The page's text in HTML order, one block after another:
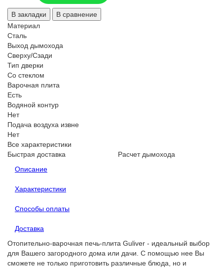
В закладки
В сравнение
Материал
Сталь
Выход дымохода
Сверху/Сзади
Тип дверки
Со стеклом
Варочная плита
Есть
Водяной контур
Нет
Подача воздуха извне
Нет
Все характеристики
Быстрая доставка
Расчет дымохода
Описание
Характеристики
Способы оплаты
Доставка
Отопительно-варочная печь-плита Guliver - идеальный выбор
для Вашего загородного дома или дачи. С помощью нее Вы
сможете не только приготовить различные блюда, но и